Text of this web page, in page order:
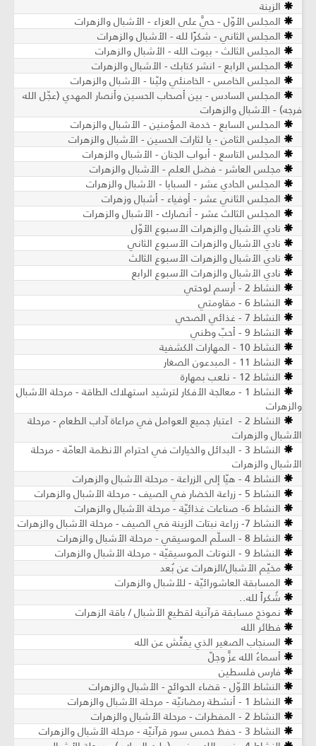
الزينة
المجلس الأوّل - حيَّ على العزاء - الأشبال والزهرات
المجلس الثاني - شكرًا لله - الأشبال والزهرات
المجلس الثالث - بيوت الله - الأشبال والزهرات
المجلس الرابع - انشر كتابك - الأشبال والزهرات
المجلس الخامس - الخامنئي وليّنا - الأشبال والزهرات
المجلس السادس - بين أصحاب الحسين وأنصار المهدي (عجّل الله
فرجه) - الأشبال والزهرات
المجلس السابع - خدمة المؤمنين - الأشبال والزهرات
المجلس الثامن - يا لثارات الحسين - الأشبال والزهرات
المجلس التاسع - أبواب الجنان - الأشبال والزهرات
مجلس العاشر - فضل العلم - الأشبال والزهرات
المجلس الحادي عشر - السبايا - الأشبال والزهرات
المجلس الثاني عشر - أوفياء - أشبال وزهرات
المجلس الثالث عشر - أنصارك - الأشبال والزهرات
نادي الأشبال والزهرات الأسبوع الأوّل
نادي الأشبال والزهرات الأسبوع الثاني
نادي الأشبال والزهرات الأسبوع الثالث
نادي الأشبال والزهرات الأسبوع الرابع
النشاط 2 - أرسم لوحتي
النشاط 6 - مقاومتي
النشاط 7 - غذائي الصحي
النشاط 9 - أحبّ وطني
النشاط 10 - المهارات الكشفية
النشاط 11 - المبدعون الصغار
النشاط 12 - نلعب بمهارة
النشاط 1 - معالجة الأفكار لترشيد استهلاك الطاقة - مرحلة الأشبال
والزهرات
النشاط 2 - اعتبار جميع العوامل في مراعاة آداب الطعام - مرحلة
الأشبال والزهرات
النشاط 3 - البدائل والخيارات في احترام الأنظمة العامّة - مرحلة
الأشبال والزهرات
النشاط 4 - هيّا إلى الزراعة - مرحلة الأشبال والزهرات
النشاط 5 - زراعة الخضار في الصيف - مرحلة الأشبال والزهرات
النشاط 6- صناعات غذائيّة ​- مرحلة الأشبال والزهرات
النشاط 7- زراعة نبتات الزينة في الصيف - مرحلة الأشبال والزهرات
النشاط 8 - السلّم الموسيقي - مرحلة الأشبال والزهرات
النشاط 9 - النوتات الموسيقيّة - مرحلة الأشبال والزهرات
مخيّم الأشبال/الزهرات عن بُعد
المسابقة العاشورائيّة - للأشبال والزهرات
شُكراً لله..
نموذج مسابقة قرآنية لقطيع الأشبال / باقة الزهرات
فطائر الله
السنجاب الصغير الذي يفتِّش عن الله
أسماءُ الله عزَّ وجلّ
فارس فلسطين
النشاط الأوّل - قضاء الحوائج - الأشبال والزهرات
النشاط 1 - أنشطة رمضانيّة - مرحلة الأشبال والزهرات
النشاط 2 - المفطرات - مرحلة الأشبال والزهرات
النشاط 3 - حفظ خمس سور قرآنيّة ​- مرحلة الأشبال والزهرات